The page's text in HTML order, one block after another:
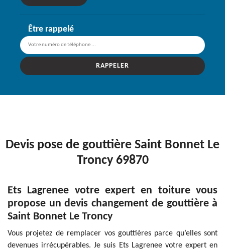
Être rappelé
Devis pose de gouttière Saint Bonnet Le
Troncy 69870
Ets Lagrenee votre expert en toiture vous
propose un devis changement de gouttière à
Saint Bonnet Le Troncy
Vous projetez de remplacer vos gouttières parce qu’elles sont
devenues irrécupérables. Je suis Ets Lagrenee votre expert en